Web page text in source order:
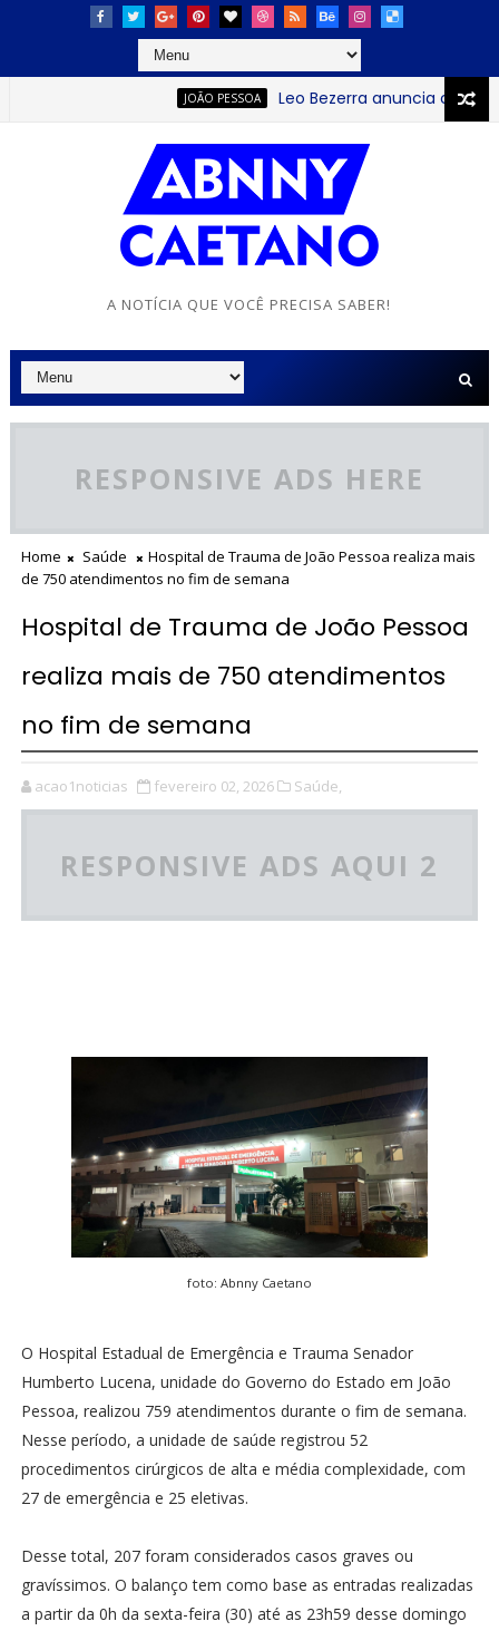
JOÃO PESSOA Leo Bezerra anuncia
A NOTÍCIA QUE VOCÊ PRECISA SABER!
RESPONSIVE ADS HERE
Home Saúde
Hospital de Trauma de João Pessoa realiza mais
de 750 atendimentos no fim de semana
Hospital de Trauma de João Pessoa
realiza mais de 750 atendimentos
no fim de semana
acao1noticias fevereiro 02, 2026 Saúde,
RESPONSIVE ADS AQUI 2
foto: Abnny Caetano
O Hospital Estadual de Emergência e Trauma Senador
Humberto Lucena, unidade do Governo do Estado em João
Pessoa, realizou 759 atendimentos durante o fim de semana.
Nesse período, a unidade de saúde registrou 52
procedimentos cirúrgicos de alta e média complexidade, com
27 de emergência e 25 eletivas.
Desse total, 207 foram considerados casos graves ou
gravíssimos. O balanço tem como base as entradas realizadas
a partir da 0h da sexta-feira (30) até as 23h59 desse domingo